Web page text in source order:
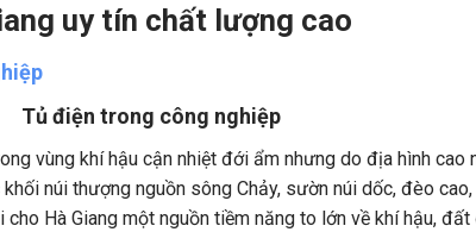
uy tín chất lượng cao
Tủ điện trong công nghiệp
vùng khí hậu cận nhiệt đới ẩm nhưng do địa hình cao
núi thượng nguồn sông Chảy, sườn núi dốc, đèo
Hà Giang một nguồn tiềm năng to lớn về khí hậu, đất